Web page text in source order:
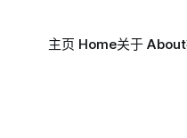
主页 Home关于 About